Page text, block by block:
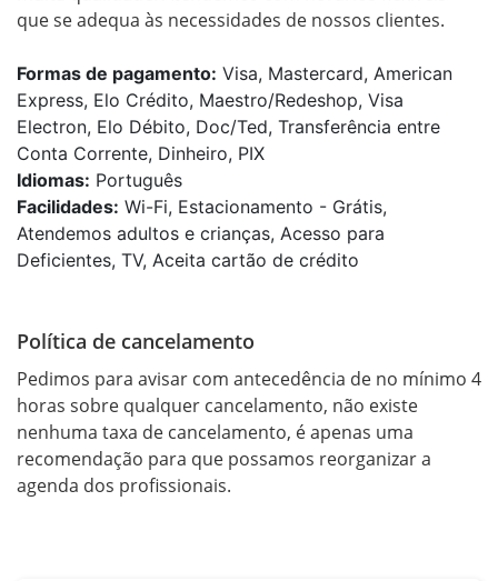
que se adequa às necessidades de nossos clientes.
Formas de pagamento: Visa, Mastercard, American
Express, Elo Crédito, Maestro/Redeshop, Visa
Electron, Elo Débito, Doc/Ted, Transferência entre
Conta Corrente, Dinheiro, PIX
Idiomas: Português
Facilidades: Wi-Fi, Estacionamento - Grátis,
Atendemos adultos e crianças, Acesso para
Deficientes, TV, Aceita cartão de crédito
Política de cancelamento
Pedimos para avisar com antecedência de no mínimo 4
horas sobre qualquer cancelamento, não existe
nenhuma taxa de cancelamento, é apenas uma
recomendação para que possamos reorganizar a
agenda dos profissionais.